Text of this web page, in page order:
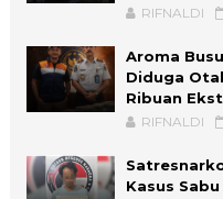
RIFNALDI
Aroma
Diduga
Ribuan
RIFNALDI
Kasus